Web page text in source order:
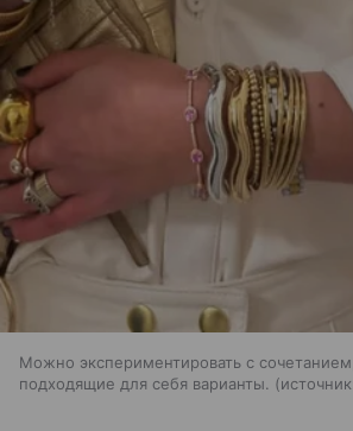
Можно экспериментировать с
подходящие для себя варианты.